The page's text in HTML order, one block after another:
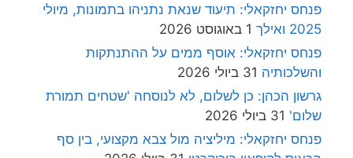
פנחס יחזקאלי: תיעוד שנאת נתניהו בתמונות, מיולי
2025 ואילך
1 באוגוסט 2026
פנחס יחזקאלי: אוסף ממים על ההתנתקות
והשלכותיה 31 ביולי 2026
גרשון הכהן: כן לשלום, לא לנוסחה 'שטחים תמורת
שלום' 31 ביולי 2026
פנחס יחזקאלי: מיליציה מול צבא מקצועי, בין סף